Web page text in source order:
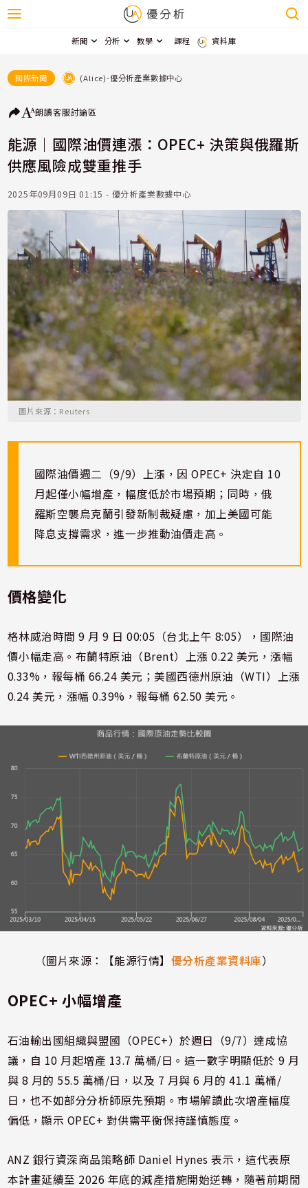
新聞 分析 教學 課程 資料庫
國際新聞 (Alice)-優分析產業數據中心
朗讀客服討論區
能源｜國際油價連漲：OPEC+ 決策與俄羅斯
供應風險成雙重推手
2025年09月09日 01:15 - 優分析產業數據中心
圖片來源：Reuters
國際油價週二（9/9）上漲，因 OPEC+ 決定自 10
月起僅小幅增產，幅度低於市場預期；同時，俄
羅斯空襲烏克蘭引發新制裁疑慮，加上美國可能
降息支撐需求，進一步推動油價走高。
價格變化
格林威治時間 9 月 9 日 00:05（台北上午 8:05），國際油
價小幅走高。布蘭特原油（Brent）上漲 0.22 美元，漲幅
0.33%，報每桶 66.24 美元；美國西德州原油（WTI）上漲
0.24 美元，漲幅 0.39%，報每桶 62.50 美元。
（圖片來源：【能源行情】 優分析產業資料庫）
OPEC+ 小幅增產
石油輸出國組織與盟國（OPEC+）於週日（9/7）達成協
議，自 10 月起增產 13.7 萬桶/日。這一數字明顯低於 9 月
與 8 月的 55.5 萬桶/日，以及 7 月與 6 月的 41.1 萬桶/
日，也不如部分分析師原先預期。市場解讀此次增產幅度
偏低，顯示 OPEC+ 對供需平衡保持謹慎態度。
ANZ 銀行資深商品策略師 Daniel Hynes 表示，這代表原
本計畫延續至 2026 年底的減產措施開始逆轉，隨著前期閒